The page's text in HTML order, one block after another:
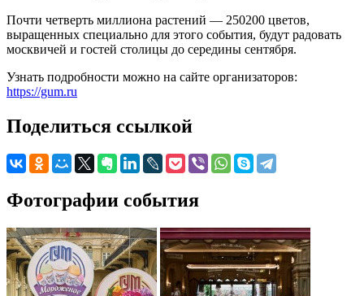
Почти четверть миллиона растений — 250200 цветов,
выращенных специально для этого события, будут радовать
москвичей и гостей столицы до середины сентября.
Узнать подробности можно на сайте организаторов:
https://gum.ru
Поделиться ссылкой
Фотографии события